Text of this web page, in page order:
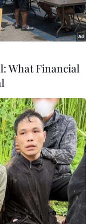
(Nguồn: TTXVN)
thành lập Hội
kiểm tra,
tịch Hồ Chí
nước kiểm tra,
What Financial